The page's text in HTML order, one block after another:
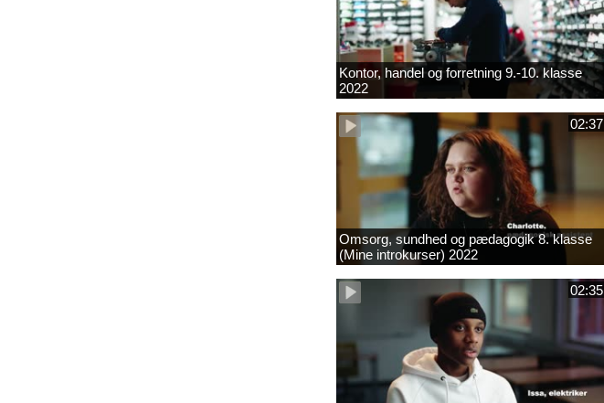
Kontor, handel og forretning 9.-10. klasse
2022
02:37
Omsorg, sundhed og pædagogik 8. klasse
(Mine introkurser) 2022
02:35